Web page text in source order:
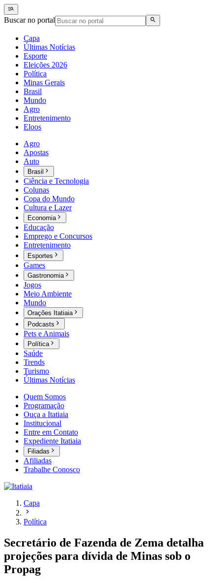
Buscar no portal
Capa
Últimas Notícias
Esporte
Eleições 2026
Política
Minas Gerais
Brasil
Mundo
Agro
Entretenimento
Eloos
Agro
Apostas
Auto
Brasil
Ciência e Tecnologia
Colunas
Copa do Mundo
Cultura e Lazer
Economia
Educação
Emprego e Concursos
Entretenimento
Esportes
Games
Gastronomia
Jogos
Meio Ambiente
Mundo
Orações Itatiaia
Podcasts
Pets e Animais
Política
Saúde
Trends
Turismo
Últimas Notícias
Quem Somos
Programação
Ouça a Itatiaia
Institucional
Entre em Contato
Expediente Itatiaia
Filiadas
Afiliadas
Trabalhe Conosco
Capa
Política
Secretário de Fazenda de Zema detalha
projeções para dívida de Minas sob o
Propag